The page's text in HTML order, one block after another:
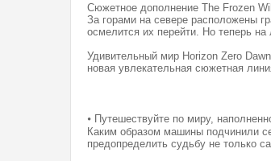
Сюжетное дополнение The Frozen
За горами на севере расположены
осмелится их перейти. Но теперь
Удивительный мир Horizon Zero
новая увлекательная сюжетная
⦁ Путешествуйте по миру,
Каким образом машины подчинили
предопределить судьбу не только